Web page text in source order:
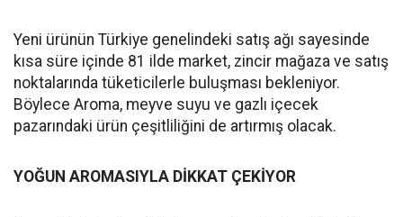
Yeni ürünün Türkiye genelindeki satış ağı sayesinde
kısa süre içinde 81 ilde market, zincir mağaza ve satış
noktalarında tüketicilerle buluşması bekleniyor.
Böylece Aroma, meyve suyu ve gazlı içecek
pazarındaki ürün çeşitliliğini de artırmış olacak.
YOĞUN AROMASIYLA DİKKAT ÇEKİYOR